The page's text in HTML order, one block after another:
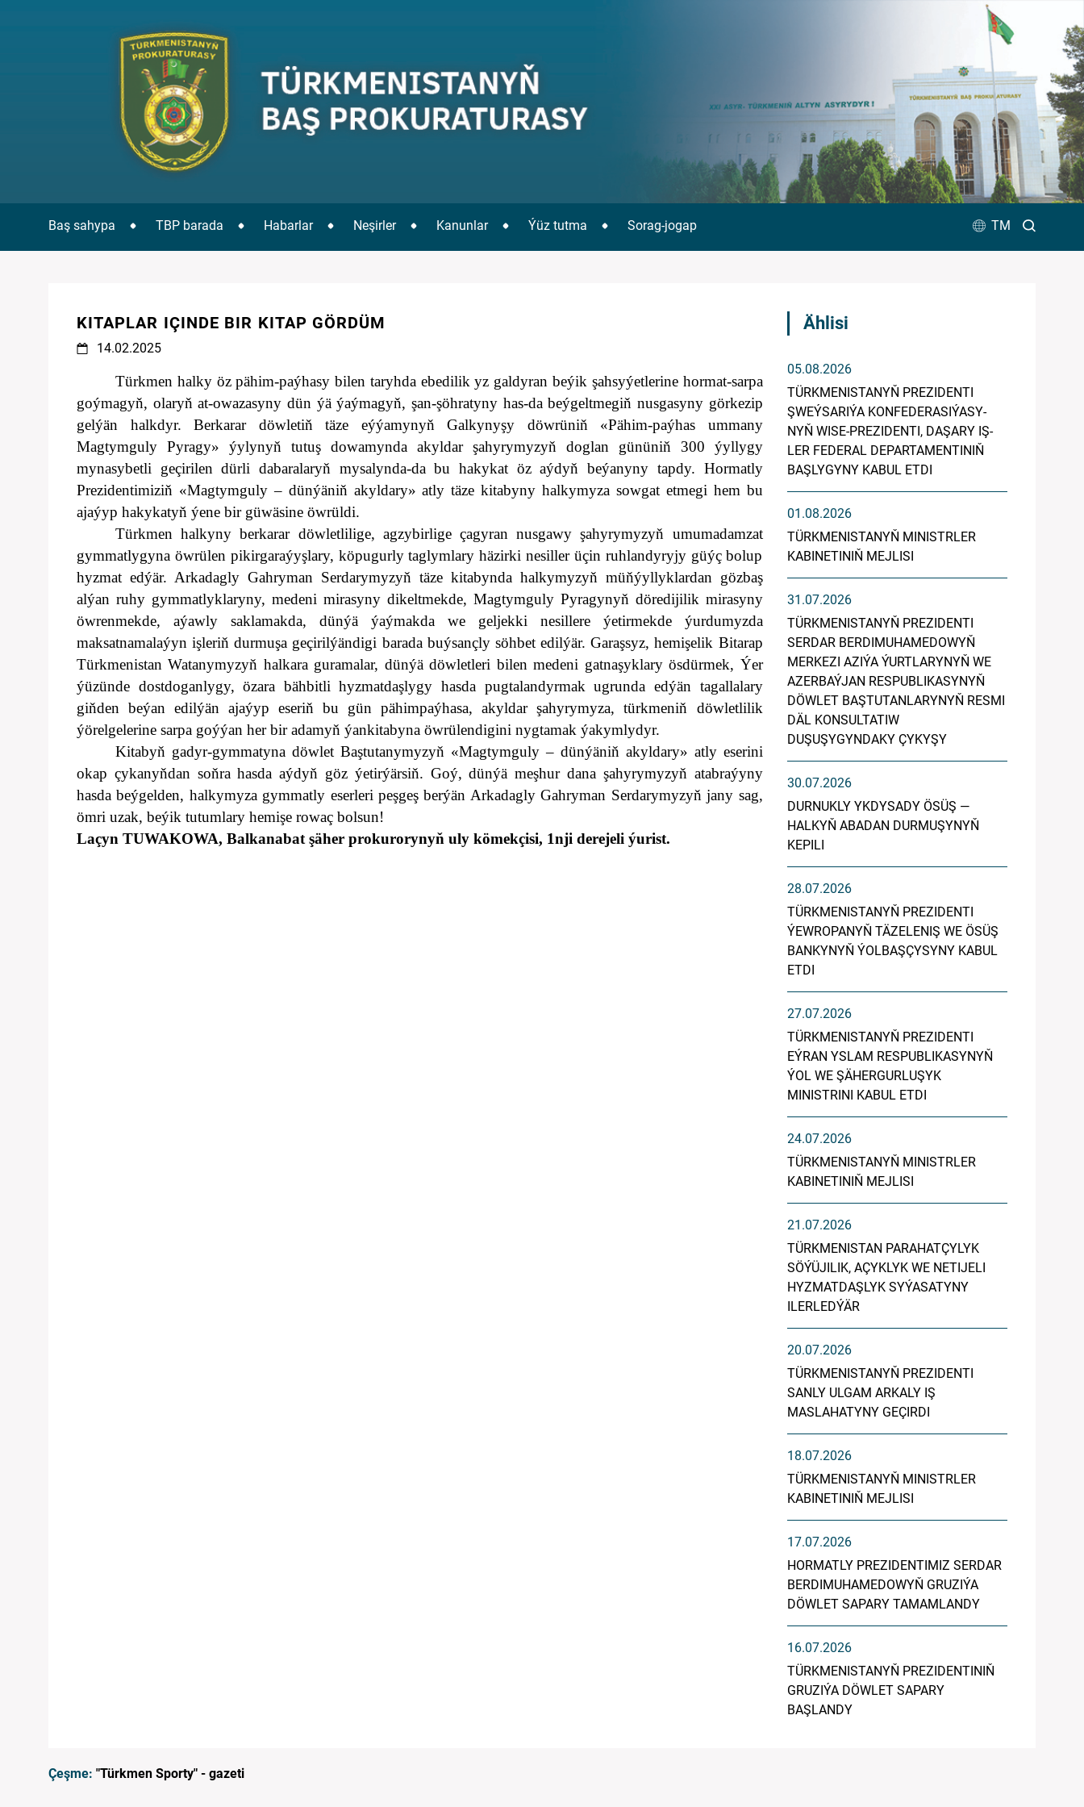
Baş sahypa TBP barada Habarlar Neşirler Kanunlar Ýüz tutma Sorag-jogap TM
KITAPLAR IÇINDE BIR KITAP GÖRDÜM
14.02.2025
Türkmen halky öz pähim-paýhasy bilen taryhda ebedilik yz galdyran beýik şahsyýetlerine hormat-sarpa
goýmagyň, olaryň at-owazasyny dün ýä ýaýmagyň, şan-şöhratyny has-da beýgeltmegiň nusgasyny görkezip
gelýän halkdyr. Berkarar döwletiň täze eýýamynyň Galkynyşy döwrüniň «Pähim-paýhas ummany
Magtymguly Pyragy» ýylynyň tutuş dowamynda akyldar şahyrymyzyň doglan gününiň 300 ýyllygy
mynasybetli geçirilen dürli dabaralaryň mysalynda-da bu hakykat öz aýdyň beýanyny tapdy. Hormatly
Prezidentimiziň «Magtymguly – dünýäniň akyldary» atly täze kitabyny halkymyza sowgat etmegi hem bu
ajaýyp hakykatyň ýene bir güwäsine öwrüldi.
Türkmen halkyny berkarar döwletlilige, agzybirlige çagyran nusgawy şahyrymyzyň umumadamzat
gymmatlygyna öwrülen pikirgaraýyşlary, köpugurly taglymlary häzirki nesiller üçin ruhlandyryjy güýç bolup
hyzmat edýär. Arkadagly Gahryman Serdarymyzyň täze kitabynda halkymyzyň müňýyllyklardan gözbaş
alýan ruhy gymmatlyklaryny, medeni mirasyny dikeltmekde, Magtymguly Pyragynyň döredijilik mirasyny
öwrenmekde, aýawly saklamakda, dünýä ýaýmakda we geljekki nesillere ýetirmekde ýurdumyzda
maksatnamalaýyn işleriň durmuşa geçirilýändigi barada buýsançly söhbet edilýär. Garaşsyz, hemişelik Bitarap
Türkmenistan Watanymyzyň halkara guramalar, dünýä döwletleri bilen medeni gatnaşyklary ösdürmek, Ýer
ýüzünde dostdoganlygy, özara bähbitli hyzmatdaşlygy hasda pugtalandyrmak ugrunda edýän tagallalary
giňden beýan edilýän ajaýyp eseriň bu gün pähimpaýhasa, akyldar şahyrymyza, türkmeniň döwletlilik
ýörelgelerine sarpa goýýan her bir adamyň ýankitabyna öwrülendigini nygtamak ýakymlydyr.
Kitabyň gadyr-gymmatyna döwlet Baştutanymyzyň «Magtymguly – dünýäniň akyldary» atly eserini
okap çykanyňdan soňra hasda aýdyň göz ýetirýärsiň. Goý, dünýä meşhur dana şahyrymyzyň atabraýyny
hasda beýgelden, halkymyza gymmatly eserleri peşgeş berýän Arkadagly Gahryman Serdarymyzyň jany sag,
ömri uzak, beýik tutumlary hemişe rowaç bolsun!
Laçyn TUWAKOWA, Balkanabat şäher prokurorynyň uly kömekçisi, 1nji derejeli ýurist.
Ählisi
05.08.2026
TÜRK­ME­NIS­TA­NYŇ PREZIDENTI
ŞWEÝ­SA­RI­ÝA KON­FE­DE­RA­SI­ÝA­SY­
NYŇ WI­SE-PREZIDENTI, DA­ŞA­RY IŞ­
LER FE­DE­RAL DE­PAR­TA­MEN­TI­NIŇ
BAŞ­LY­GY­NY KA­BUL ET­DI
01.08.2026
TÜRKMENISTANYŇ MINISTRLER
KABINETINIŇ MEJLISI
31.07.2026
TÜRKMENISTANYŇ PREZIDENTI
SERDAR BERDIMUHAMEDOWYŇ
MERKEZI AZIÝA ÝURTLARYNYŇ WE
AZERBAÝJAN RESPUBLIKASYNYŇ
DÖWLET BAŞTUTANLARYNYŇ RESMI
DÄL KONSULTATIW
DUŞUŞYGYNDAKY ÇYKYŞY
30.07.2026
DURNUKLY YKDYSADY ÖSÜŞ —
HALKYŇ ABADAN DURMUŞYNYŇ
KEPILI
28.07.2026
TÜRKMENISTANYŇ PREZIDENTI
ÝEWROPANYŇ TÄZELENIŞ WE ÖSÜŞ
BANKYNYŇ ÝOLBAŞÇYSYNY KABUL
ETDI
27.07.2026
TÜRKMENISTANYŇ PREZIDENTI
EÝRAN YSLAM RESPUBLIKASYNYŇ
ÝOL WE ŞÄHERGURLUŞYK
MINISTRINI KABUL ETDI
24.07.2026
TÜRKMENISTANYŇ MINISTRLER
KABINETINIŇ MEJLISI
21.07.2026
TÜRKMENISTAN PARAHATÇYLYK
SÖÝÜJILIK, AÇYKLYK WE NETIJELI
HYZMATDAŞLYK SYÝASATYNY
ILERLEDÝÄR
20.07.2026
TÜRKMENISTANYŇ PREZIDENTI
SANLY ULGAM ARKALY IŞ
MASLAHATYNY GEÇIRDI
18.07.2026
TÜRKMENISTANYŇ MINISTRLER
KABINETINIŇ MEJLISI
17.07.2026
HORMATLY PREZIDENTIMIZ SERDAR
BERDIMUHAMEDOWYŇ GRUZIÝA
DÖWLET SAPARY TAMAMLANDY
16.07.2026
TÜRKMENISTANYŇ PREZIDENTINIŇ
GRUZIÝA DÖWLET SAPARY
BAŞLANDY
Çeşme: "Türkmen Sporty" - gazeti